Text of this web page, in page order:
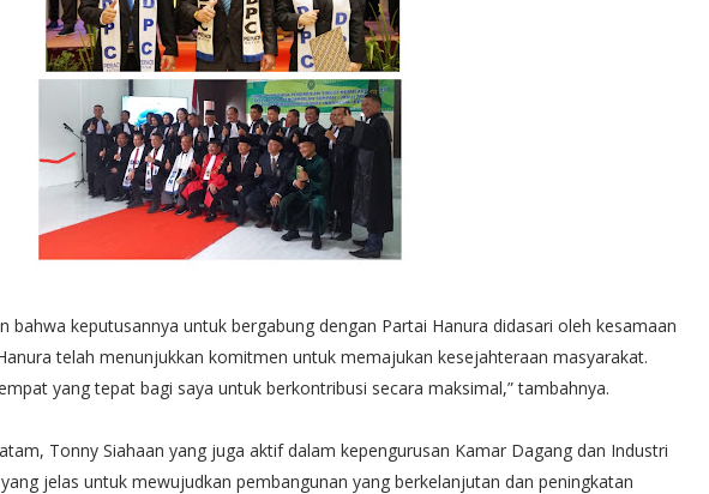
bahwa keputusannya untuk bergabung dengan Partai Hanura didasari oleh kesamaan
telah menunjukkan komitmen untuk memajukan kesejahteraan masyarakat.
yang tepat bagi saya untuk berkontribusi secara maksimal,” tambahnya.
Tonny Siahaan yang juga aktif dalam kepengurusan Kamar Dagang dan Industri
jelas untuk mewujudkan pembangunan yang berkelanjutan dan peningkatan